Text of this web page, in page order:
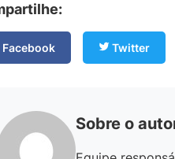
Facebook Twitter
Sobre o